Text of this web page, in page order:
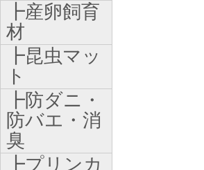
┣産卵飼育
材
┣昆虫マッ
ト
┣防ダニ・
防バエ・消
臭
┣プリンカ